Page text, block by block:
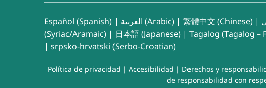
Español (Spanish) | العربية (Arabic) | 繁體中文 (Chinese) |
(Syriac/Aramaic) | 日本語 (Japanese) | Tagalog (Tagalog –
| srpsko-hrvatski (Serbo-Croatian)
Política de privacidad | Accesibilidad | Derechos y
de responsabilidad con